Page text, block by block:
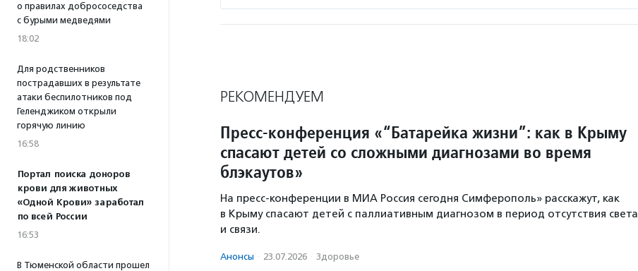
о правилах добрососедства
с бурыми медведями
18:02
Для родственников
пострадавших в результате
атаки беспилотников под
Геленджиком открыли
горячую линию
16:58
Портал поиска доноров
крови для животных
«Одной Крови» заработал
по всей России
16:53
В Тюменской области прошел
РЕКОМЕНДУЕМ
Пресс-конференция «“Батарейка жизни”: как в Крыму
спасают детей со сложными диагнозами во время
блэкаутов»
На пресс-конференции в МИА Россия сегодня Симферополь» расскажут, как
в Крыму спасают детей с паллиативным диагнозом в период отсутствия света
и связи.
Анонсы · 23.07.2026 · Здоровье